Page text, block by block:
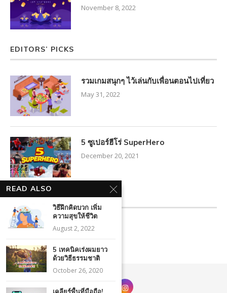
November 8, 2022
EDITORS’ PICKS
รวมเกมสนุกๆ ไว้เล่นกับเพื่อนตอนไปเที่ยว
May 31, 2022
5 ซูเปอร์ฮีโร่ SuperHero
December 20, 2021
FACEBOOK FEED
READ ALSO
วิธีฝึกคิดบวก เพิ่ม
ความสุขให้ชีวิต
August 2, 2022
5 เทคนิคเร่งผมยาว
ด้วยวิธีธรรมชาติ
October 26, 2020